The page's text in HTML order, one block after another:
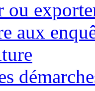
ou
aux